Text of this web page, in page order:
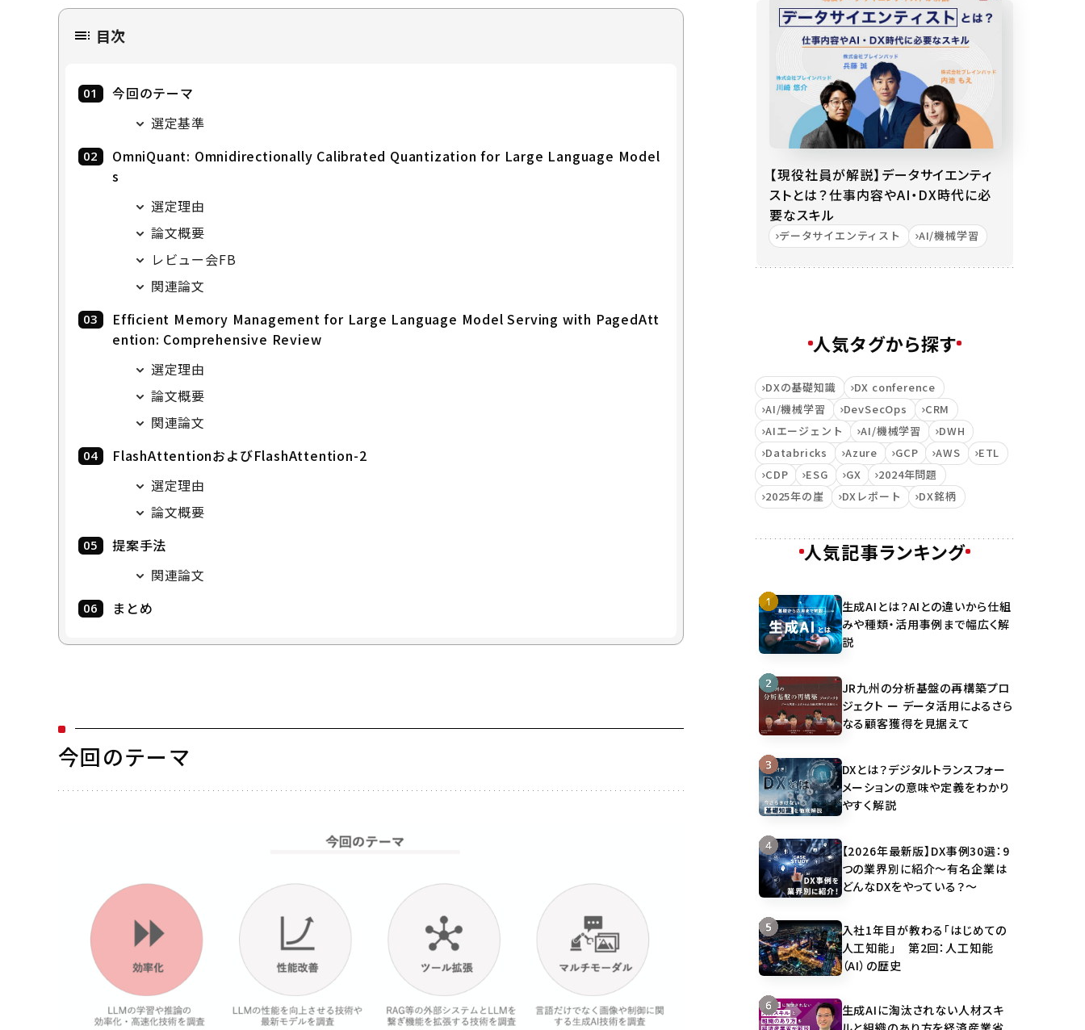
目次
今回のテーマ
選定基準
OmniQuant: Omnidirectionally Calibrated Quantization for Large Language Model
s
選定理由
論文概要
レビュー会FB
関連論文
Efficient Memory Management for Large Language Model Serving with PagedAtt
ention: Comprehensive Review
選定理由
論文概要
関連論文
FlashAttentionおよびFlashAttention-2
選定理由
論文概要
提案手法
関連論文
まとめ
今回のテーマ
【現役社員が解説】データサイエンティ
ストとは？仕事内容やAI・DX時代に必
要なスキル
データサイエンティスト AI/機械学習
人気タグから探す
DXの基礎知識
DX conference
AI/機械学習
DevSecOps
CRM
AIエージェント
AI/機械学習
DWH
Databricks
Azure GCP AWS
ETL
CDP
ESG GX
2024年問題
2025年の崖
DXレポート DX銘柄
人気記事ランキング
生成AIとは？AIとの違いから仕組
みや種類・活用事例まで幅広く解
説
JR九州の分析基盤の再構築プロ
ジェクト ー データ活用によるさら
なる顧客獲得を見据えて
DXとは？デジタルトランスフォー
メーションの意味や定義をわかり
やすく解説
【2026年最新版】DX事例30選：9
つの業界別に紹介～有名企業は
どんなDXをやっている？～
入社1年目が教わる「はじめての
人工知能」 第2回：人工知能
（AI）の歴史
生成AIに淘汰されない人材スキ